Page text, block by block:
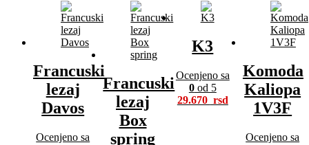
Francuski
lezaj
Davos
Ocenjeno sa
Francuski
lezaj
Box
spring
K3
Ocenjeno sa
0od 5
29.670
Komoda
Kaliopa
1V3F
Ocenjeno sa